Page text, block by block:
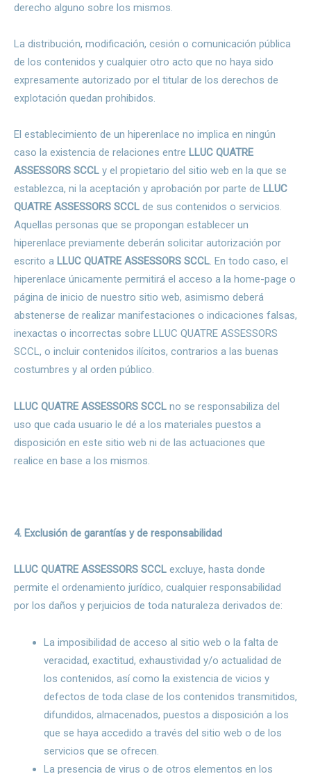
derecho alguno sobre los mismos.
La distribución, modificación, cesión o comunicación pública
de los contenidos y cualquier otro acto que no haya sido
expresamente autorizado por el titular de los derechos de
explotación quedan prohibidos.
El establecimiento de un hiperenlace no implica en ningún
caso la existencia de relaciones entre LLUC QUATRE
ASSESSORS SCCL y el propietario del sitio web en la que se
establezca, ni la aceptación y aprobación por parte de LLUC
QUATRE ASSESSORS SCCL de sus contenidos o servicios.
Aquellas personas que se propongan establecer un
hiperenlace previamente deberán solicitar autorización por
escrito a LLUC QUATRE ASSESSORS SCCL. En todo caso, el
hiperenlace únicamente permitirá el acceso a la home-page o
página de inicio de nuestro sitio web, asimismo deberá
abstenerse de realizar manifestaciones o indicaciones falsas,
inexactas o incorrectas sobre LLUC QUATRE ASSESSORS
SCCL, o incluir contenidos ilícitos, contrarios a las buenas
costumbres y al orden público.
LLUC QUATRE ASSESSORS SCCL no se responsabiliza del
uso que cada usuario le dé a los materiales puestos a
disposición en este sitio web ni de las actuaciones que
realice en base a los mismos.
4. Exclusión de garantías y de responsabilidad
LLUC QUATRE ASSESSORS SCCL excluye, hasta donde
permite el ordenamiento jurídico, cualquier responsabilidad
por los daños y perjuicios de toda naturaleza derivados de:
La imposibilidad de acceso al sitio web o la falta de
veracidad, exactitud, exhaustividad y/o actualidad de
los contenidos, así como la existencia de vicios y
defectos de toda clase de los contenidos transmitidos,
difundidos, almacenados, puestos a disposición a los
que se haya accedido a través del sitio web o de los
servicios que se ofrecen.
La presencia de virus o de otros elementos en los